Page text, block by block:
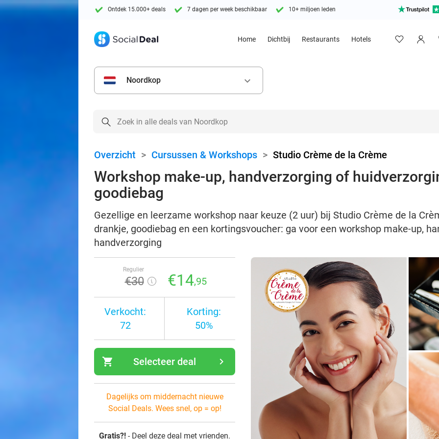
Ontdek 15.000+ deals 7 dagen per week beschikbaar 10+ miljoen leden
Home Dichtbij Restaurants Hotels
Noordkop keyboard_arrow_down
Overzicht > Cursussen & Workshops > Studio Crème de la Crème
Workshop make-up, handverzorging of
goodiebag
Gezellige en leerzame workshop naar keuze (2 uur) bij Studio Crème de la
drankje, goodiebag en een kortingsvoucher: ga voor een workshop make-up,
handverzorging
Regulier
€30 €14,95
Verkocht:
72
Korting:
50%
shopping_cart navigate_next
Selecteer deal
Dagelijks om middernacht nieuwe
Social Deals. Wees snel, op = op!
Gratis?! - Deel deze deal met vrienden.